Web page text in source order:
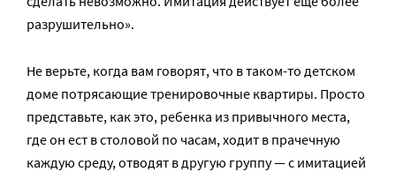
разрушительно».
Не верьте, когда вам говорят, что в таком-то детском
доме потрясающие тренировочные квартиры. Просто
представьте, как это, ребенка из привычного места,
где он ест в столовой по часам, ходит в прачечную
каждую среду, отводят в другую группу — с имитацией